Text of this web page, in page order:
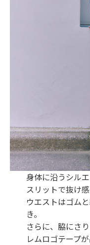
身体に沿うシル
スリットで抜け
ウエストはゴム
き。
さらに、脇にさ
レムロゴテープ